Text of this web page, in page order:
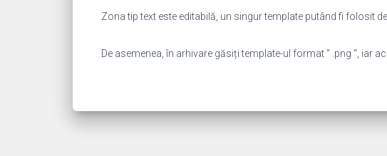
Zona tip text este editabilă, un singur template putând fi folosit
De asemenea, în arhivare găsiți template-ul format “ .png “,